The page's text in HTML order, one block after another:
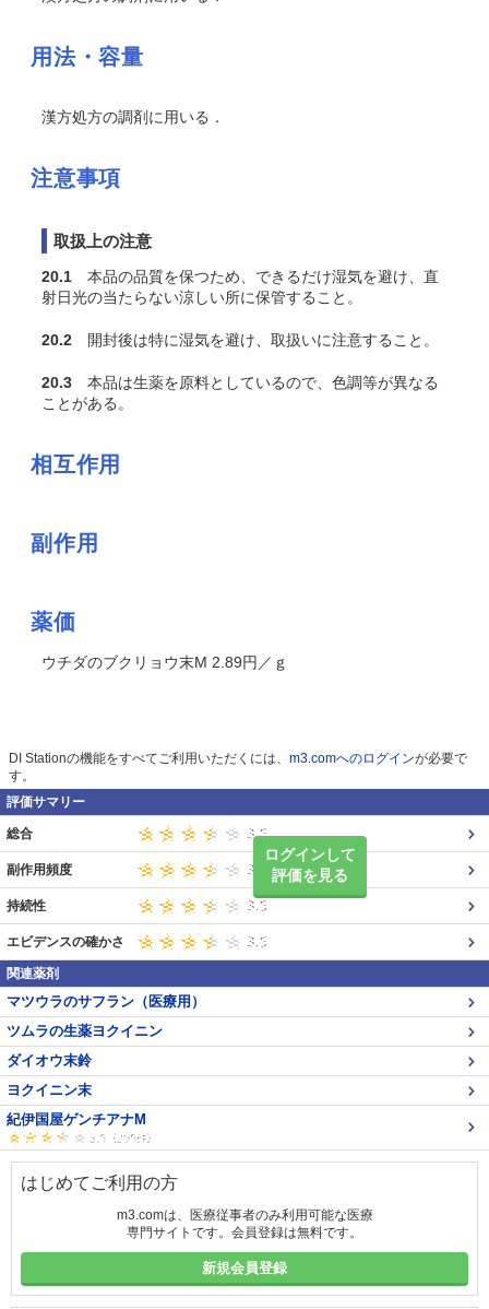
用法・容量
漢方処方の調剤に用いる．
注意事項
取扱上の注意
20.1 本品の品質を保つため、できるだけ湿気を避け、直
射日光の当たらない涼しい所に保管すること。
20.2 開封後は特に湿気を避け、取扱いに注意すること。
20.3 本品は生薬を原料としているので、色調等が異なる
ことがある。
相互作用
副作用
薬価
ウチダのブクリョウ末M 2.89円／ｇ
DI Stationの機能をすべてご利用いただくには、 m3.comへのログインが必要で
す。
評価サマリー
ログインして
評価を見る
総合
副作用頻度
持続性
エビデンスの確かさ
関連薬剤
マツウラのサフラン（医療用）
ツムラの生薬ヨクイニン
ダイオウ末鈴
ヨクイニン末
紀伊国屋ゲンチアナM
はじめてご利用の方
m3.comは、医療従事者のみ利用可能な医療
専門サイトです。会員登録は無料です。
新規会員登録